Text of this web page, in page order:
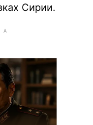
Сирии.